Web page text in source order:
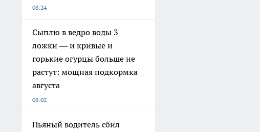
08:24
Сыплю в ведро воды 3
ложки — и кривые и
горькие огурцы больше не
растут: мощная подкормка
августа
08:02
Пьяный водитель сбил